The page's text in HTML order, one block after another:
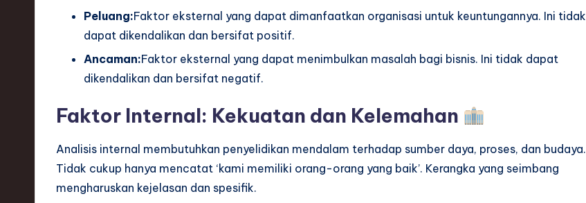
Peluang:Faktor eksternal yang dapat dimanfaatkan organisasi untuk keuntungannya. Ini tidak
dapat dikendalikan dan bersifat positif.
Ancaman:Faktor eksternal yang dapat menimbulkan masalah bagi bisnis. Ini tidak dapat
dikendalikan dan bersifat negatif.
Faktor Internal: Kekuatan dan Kelemahan
Analisis internal membutuhkan penyelidikan mendalam terhadap sumber daya, proses, dan budaya.
Tidak cukup hanya mencatat ‘kami memiliki orang-orang yang baik’. Kerangka yang seimbang
mengharuskan kejelasan dan spesifik.